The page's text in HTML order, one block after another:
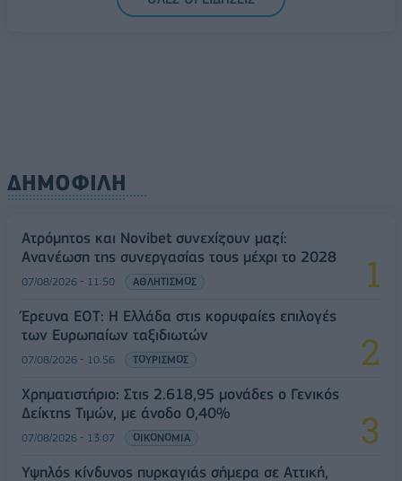
ΔΗΜΟΦΙΛΗ
Ατρόμητος και Novibet συνεχίζουν μαζί:
Ανανέωση της συνεργασίας τους μέχρι το 2028
07/08/2026 - 11:50 ΑΘΛΗΤΙΣΜΟΣ
Έρευνα ΕΟΤ: Η Ελλάδα στις κορυφαίες επιλογές
των Ευρωπαίων ταξιδιωτών
07/08/2026 - 10:56 ΤΟΥΡΙΣΜΟΣ
Χρηματιστήριο: Στις 2.618,95 μονάδες ο Γενικός
Δείκτης Τιμών, με άνοδο 0,40%
07/08/2026 - 13:07 ΟΙΚΟΝΟΜΙΑ
Υψηλός κίνδυνος πυρκαγιάς σήμερα σε Αττική,